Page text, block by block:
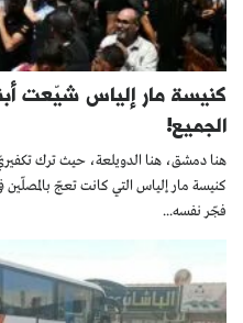
كنيسة مار إلياس شيّعت
الجميع!
هنا دمشق، هنا الدويلعة، حيث ترك
فجّر نفسه...